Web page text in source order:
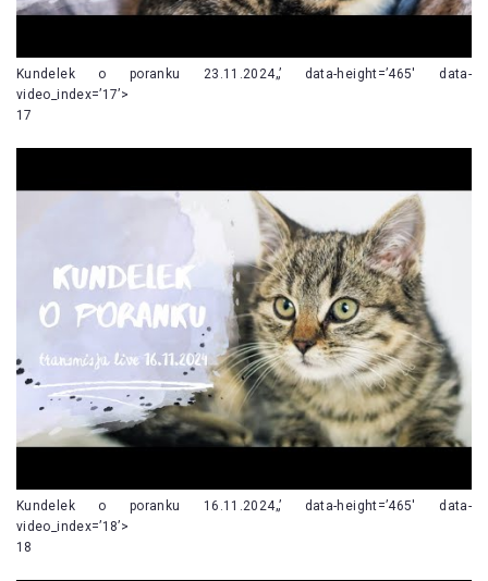
Kundelek o poranku 23.11.2024„’ data-height=’465′ data-
video_index=’17’>
17
Kundelek o poranku 16.11.2024„’ data-height=’465′ data-
video_index=’18’>
18